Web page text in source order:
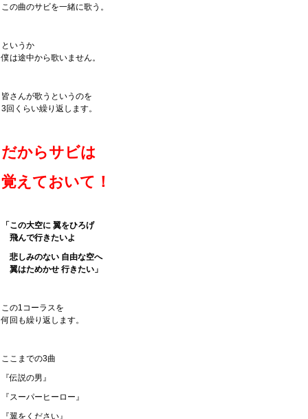
この曲のサビを一緒に歌う。
というか
僕は途中から歌いません。
皆さんが歌うというのを
3回くらい繰り返します。
だからサビは
覚えておいて！
「この大空に 翼をひろげ
飛んで行きたいよ
悲しみのない 自由な空へ
翼はためかせ 行きたい」
この1コーラスを
何回も繰り返します。
ここまでの3曲
『伝説の男』
『スーパーヒーロー』
『翼をください』